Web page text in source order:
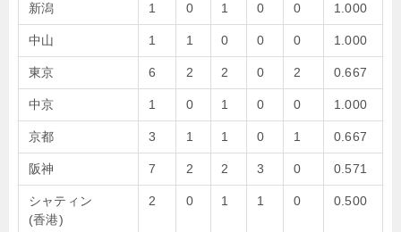
新潟 1 0 1 0 0 1.000
中山 1 1 0 0 0 1.000
東京 6 2 2 0 2 0.667
中京 1 0 1 0 0 1.000
京都 3 1 1 0 1 0.667
阪神 7 2 2 3 0 0.571
シャティン
(香港)
2 0 1 1 0 0.500